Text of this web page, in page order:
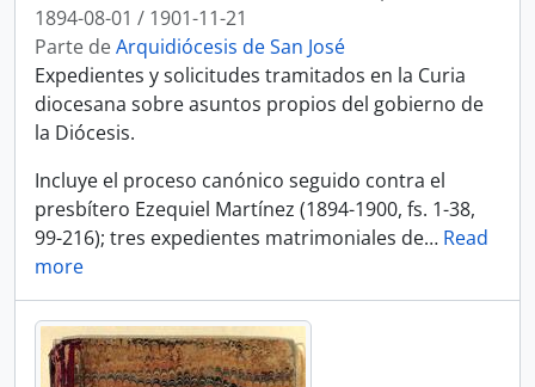
1894-08-01 / 1901-11-21
Parte deArquidiócesis de San José
Expedientes y solicitudes tramitados en la Curia
diocesana sobre asuntos propios del gobierno de
la Diócesis.
Incluye el proceso canónico seguido contra el
presbítero Ezequiel Martínez (1894-1900, fs. 1-38,
99-216); tres expedientes matrimoniales de… Read
more